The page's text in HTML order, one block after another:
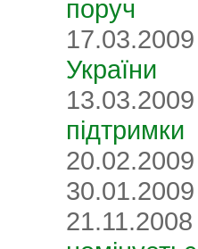
поруч
України
підтримки